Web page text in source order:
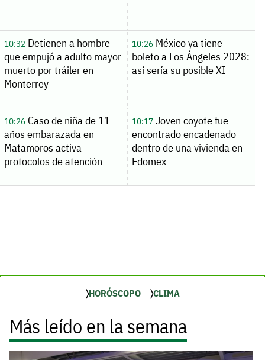
10:32Detienen a hombre
que empujó a adulto mayor
muerto por tráiler en
Monterrey
10:26México ya tiene
boleto a Los Ángeles 2028:
así sería su posible XI
10:26Caso de niña de 11
años embarazada en
Matamoros activa
protocolos de atención
10:17Joven coyote fue
encontrado encadenado
dentro de una vivienda en
Edomex
HORÓSCOPO CLIMA
Más leído en la semana